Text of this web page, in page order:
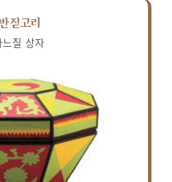
짇고리
느질 상자